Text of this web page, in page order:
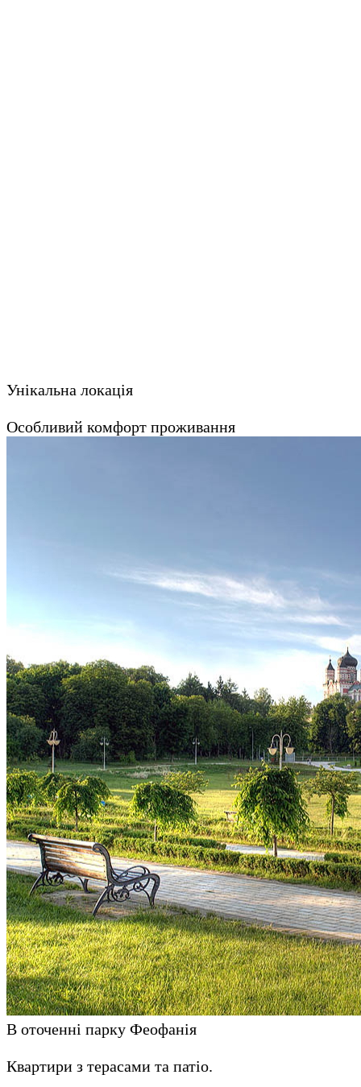
Унікальна локація
Особливий комфорт проживання
В оточенні парку Феофанія
Квартири з терасами та патіо.